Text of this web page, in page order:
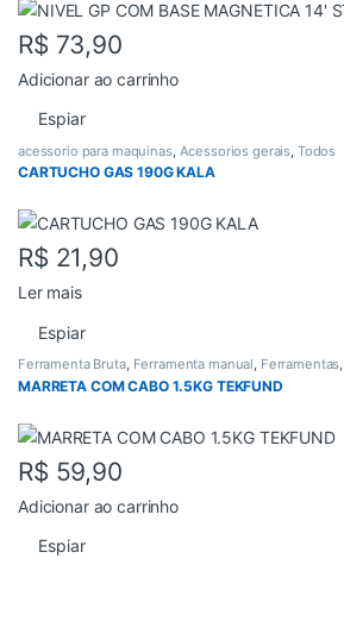
R$ 73,90
Adicionar ao carrinho
Espiar
acessorio para maquinas, Acessorios gerais Todos
CARTUCHO GAS 190G KALA
R$ 21,90
Ler mais
Espiar
Ferramenta Bruta, Ferramenta manual, Ferramentas,
Todos
MARRETA COM CABO 1.5KG TEKFUND
R$ 59,90
Adicionar ao carrinho
Espiar